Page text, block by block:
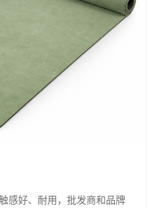
感好、耐用，批发商和品牌